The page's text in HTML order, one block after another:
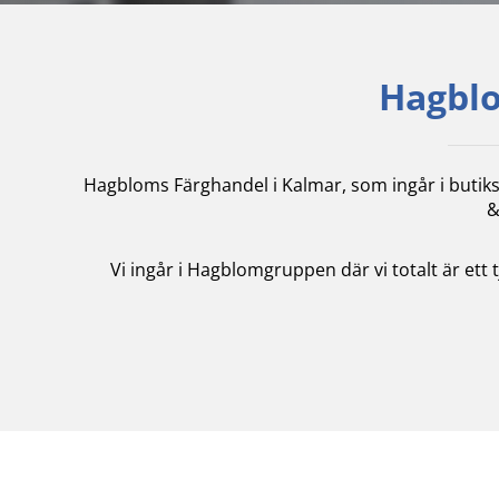
Hagbloms Färghandel i Kalmar, som ingår i
Vi ingår i Hagblomgruppen där vi totalt är